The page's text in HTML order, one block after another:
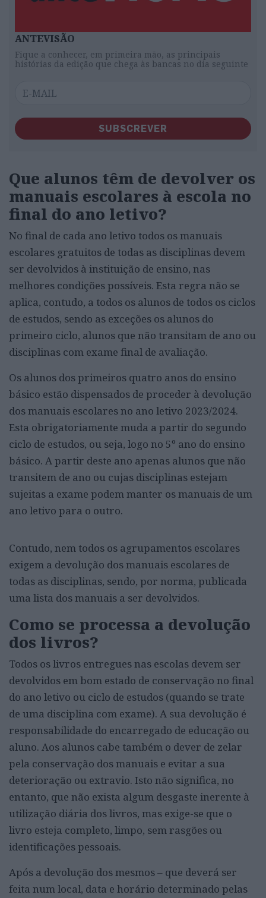
ANTEVISÃO
Fique a conhecer, em primeira mão, as principais
histórias da edição que chega às bancas no dia seguinte
SUBSCREVER
Que alunos têm de devolver os
manuais escolares à escola no
final do ano letivo?
No final de cada ano letivo todos os manuais
escolares gratuitos de todas as disciplinas devem
ser devolvidos à instituição de ensino, nas
melhores condições possíveis. Esta regra não se
aplica, contudo, a todos os alunos de todos os ciclos
de estudos, sendo as exceções os alunos do
primeiro ciclo, alunos que não transitam de ano ou
disciplinas com exame final de avaliação.
Os alunos dos primeiros quatro anos do ensino
básico estão dispensados de proceder à devolução
dos manuais escolares no ano letivo 2023/2024.
Esta obrigatoriamente muda a partir do segundo
ciclo de estudos, ou seja, logo no 5º ano do ensino
básico. A partir deste ano apenas alunos que não
transitem de ano ou cujas disciplinas estejam
sujeitas a exame podem manter os manuais de um
ano letivo para o outro.
Contudo, nem todos os agrupamentos escolares
exigem a devolução dos manuais escolares de
todas as disciplinas, sendo, por norma, publicada
uma lista dos manuais a ser devolvidos.
Como se processa a devolução
dos livros?
Todos os livros entregues nas escolas devem ser
devolvidos em bom estado de conservação no final
do ano letivo ou ciclo de estudos (quando se trate
de uma disciplina com exame). A sua devolução é
responsabilidade do encarregado de educação ou
aluno. Aos alunos cabe também o dever de zelar
pela conservação dos manuais e evitar a sua
deterioração ou extravio. Isto não significa, no
entanto, que não exista algum desgaste inerente à
utilização diária dos livros, mas exige-se que o
livro esteja completo, limpo, sem rasgões ou
identificações pessoais.
Após a devolução dos mesmos – que deverá ser
feita num local, data e horário determinado pelas